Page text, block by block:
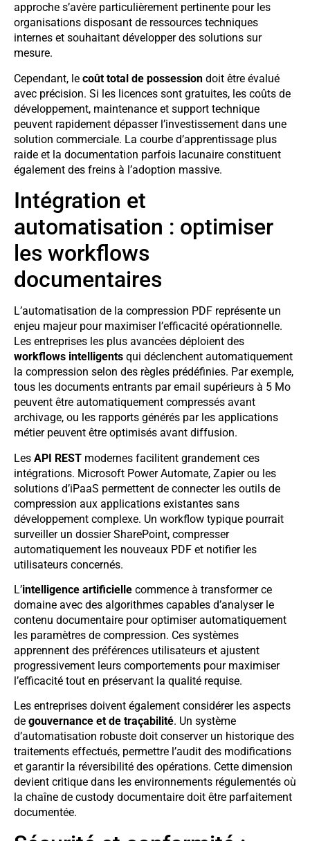
approche s’avère particulièrement pertinente pour les
organisations disposant de ressources techniques
internes et souhaitant développer des solutions sur
mesure.
Cependant, le coût total de possession doit être évalué
avec précision. Si les licences sont gratuites, les coûts de
développement, maintenance et support technique
peuvent rapidement dépasser l’investissement dans une
solution commerciale. La courbe d’apprentissage plus
raide et la documentation parfois lacunaire constituent
également des freins à l’adoption massive.
Intégration et
automatisation : optimiser
les workflows
documentaires
L’automatisation de la compression PDF représente un
enjeu majeur pour maximiser l’efficacité opérationnelle.
Les entreprises les plus avancées déploient des
workflows intelligents qui déclenchent automatiquement
la compression selon des règles prédéfinies. Par exemple,
tous les documents entrants par email supérieurs à 5 Mo
peuvent être automatiquement compressés avant
archivage, ou les rapports générés par les applications
métier peuvent être optimisés avant diffusion.
Les API REST modernes facilitent grandement ces
intégrations. Microsoft Power Automate, Zapier ou les
solutions d’iPaaS permettent de connecter les outils de
compression aux applications existantes sans
développement complexe. Un workflow typique pourrait
surveiller un dossier SharePoint, compresser
automatiquement les nouveaux PDF et notifier les
utilisateurs concernés.
L’intelligence artificielle commence à transformer ce
domaine avec des algorithmes capables d’analyser le
contenu documentaire pour optimiser automatiquement
les paramètres de compression. Ces systèmes
apprennent des préférences utilisateurs et ajustent
progressivement leurs comportements pour maximiser
l’efficacité tout en préservant la qualité requise.
Les entreprises doivent également considérer les aspects
de gouvernance et de traçabilité. Un système
d’automatisation robuste doit conserver un historique des
traitements effectués, permettre l’audit des modifications
et garantir la réversibilité des opérations. Cette dimension
devient critique dans les environnements régulementés où
la chaîne de custody documentaire doit être parfaitement
documentée.